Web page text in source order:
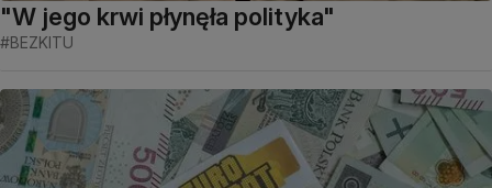
"W jego krwi płynęła polityka"
#BEZKITU